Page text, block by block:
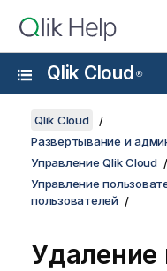
Qlik Cloud ®
Qlik Cloud
Развертывание и
Управление Qlik Cloud
Управление
пользователей
Удаление